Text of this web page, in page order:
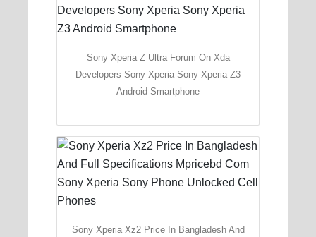
Sony Xperia Z Ultra Forum On Xda
Developers Sony Xperia Sony Xperia Z3
Android Smartphone
Sony Xperia Xz2 Price In Bangladesh And